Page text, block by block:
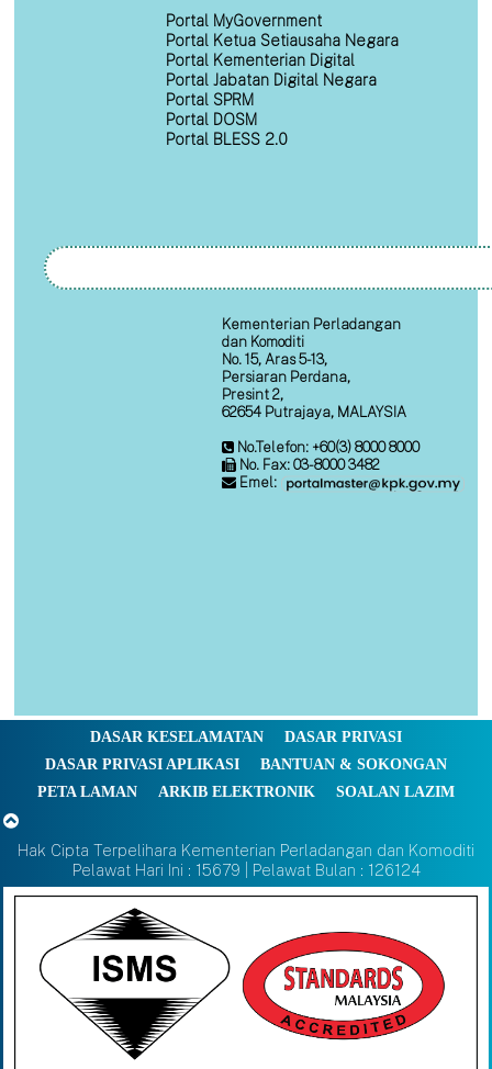
Portal MyGovernment
Portal Ketua Setiausaha Negara
Portal Kementerian Digital
Portal Jabatan Digital Negara
Portal SPRM
Portal DOSM
Portal BLESS 2.0
Kementerian Perladangan
dan Komoditi
No. 15, Aras 5-13,
Persiaran Perdana,
Presint 2,
62654 Putrajaya, MALAYSIA
No.Telefon: +60(3) 8000 8000
No. Fax: 03-8000 3482
Emel:
DASAR KESELAMATAN
DASAR PRIVASI
DASAR PRIVASI APLIKASI
BANTUAN & SOKONGAN
PETA LAMAN
ARKIB ELEKTRONIK SOALAN LAZIM
Hak Cipta Terpelihara Kementerian Perladangan dan Komoditi
Pelawat Hari Ini : 15679 | Pelawat Bulan : 126124